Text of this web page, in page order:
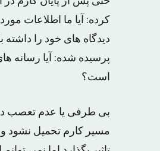
کرده: آیا ما اطلاعات
دیدگاه های خود را
پرسیده شده: آیا رسانه
است؟
بی طرفی یا عدم تعصب
مسیر کارم تحمیل نشود